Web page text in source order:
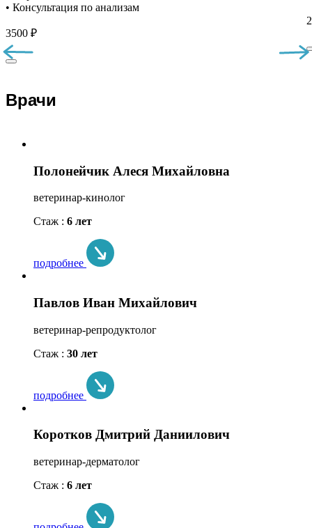
• Консультация по анализам
3500 ₽
Врачи
Полонейчик Алеся Михайловна
ветеринар-кинолог
Стаж : 6 лет
подробнее
Павлов Иван Михайлович
ветеринар-репродуктолог
Стаж : 30 лет
подробнее
Коротков Дмитрий Даниилович
ветеринар-дерматолог
Стаж : 6 лет